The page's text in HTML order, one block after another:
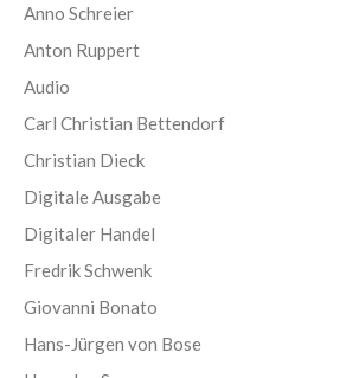
Anno Schreier
Anton Ruppert
Audio
Carl Christian Bettendorf
Christian Dieck
Digitale Ausgabe
Digitaler Handel
Fredrik Schwenk
Giovanni Bonato
Hans-Jürgen von Bose